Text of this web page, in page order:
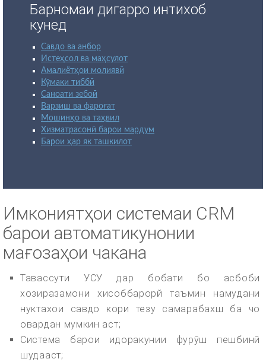
Барномаи дигарро интихоб
кунед
Савдо ва анбор
Истеҳсол ва маҳсулот
Амалиётҳои молиявӣ
Кӯмаки тиббӣ
Саноати зебоӣ
Варзиш ва фароғат
Мошинҳо ва таҳвил
Хизматрасонӣ барои мардум
Барои ҳар як ташкилот
Имкониятҳои системаи CRM
барои автоматикунонии
мағозаҳои чакана
Тавассути УСУ дар бобати бо асбоби
хозиразамони хисоббарорй таъмин намудани
нуктахои савдо кори тезу самарабахш ба чо
овардан мумкин аст;
Система барои идоракунии фурӯш пешбинӣ
шудааст;